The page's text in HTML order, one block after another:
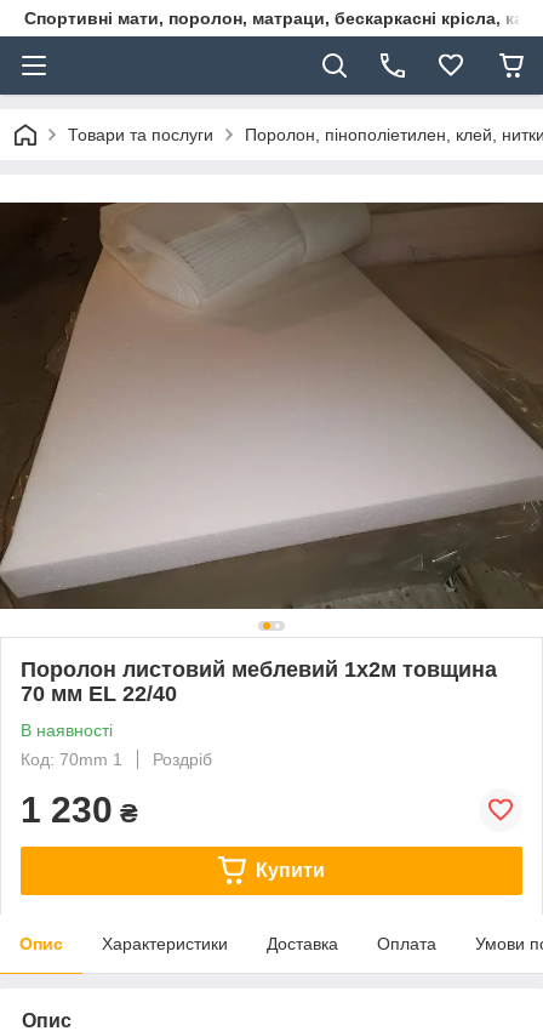
Спортивні мати, поролон, матраци, бескаркасні крісла,
Товари та послуги Поролон, пінополіетилен, клей,
Поролон листовий меблевий 1х2м товщина
70 мм EL 22/40
В наявності
Код: 70mm 1
Роздріб
1 230 ₴
Купити
Опис Характеристики Доставка Оплата Умови
Опис